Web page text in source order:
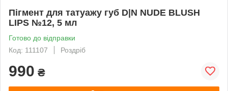
Пігмент для татуажу губ D|N NUDE BLUSH
LIPS №12, 5 мл
Готово до відправки
Код: 111107
Роздріб
990 ₴